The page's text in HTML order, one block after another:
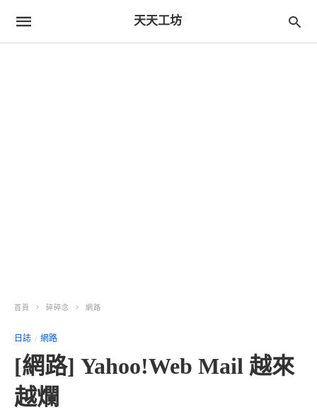
天天工坊
首頁 碎碎念 網路
日誌 網路
[網路] Yahoo!Web Mail 越來
越爛